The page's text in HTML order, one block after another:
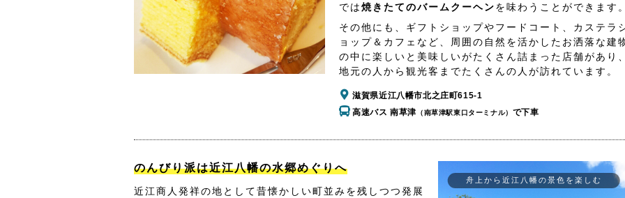
では焼きたてのバームクーヘンを味わうことができます
その他にも、ギフトショップやフードコート、カステラ
ョップ＆カフェなど、周囲の自然を活かしたお洒落な建
の中に楽しいと美味しいがたくさん詰まった店舗があり
地元の人から観光客までたくさんの人が訪れています。
滋賀県近江八幡市北之庄町615-1
高速バス 南草津 （南草津駅東口ターミナル） で下車
のんびり派は近江八幡の水郷めぐりへ
近江商人発祥の地として昔懐かしい町並みを残しつつ発展
舟上から近江八幡の景色を楽しむ